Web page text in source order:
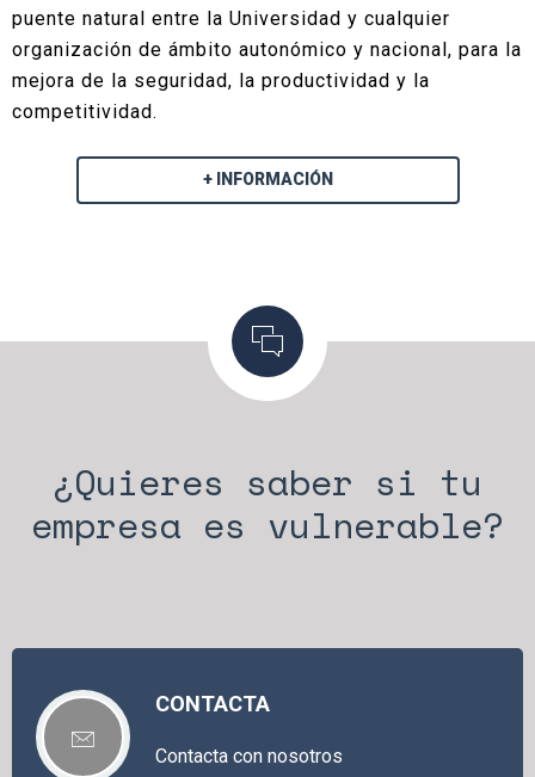
puente natural entre la Universidad y cualquier
organización de ámbito autonómico y nacional, para la
mejora de la seguridad, la productividad y la
competitividad.
+ INFORMACIÓN
¿Quieres saber si tu
empresa es vulnerable?
CONTACTA
Contacta con nosotros